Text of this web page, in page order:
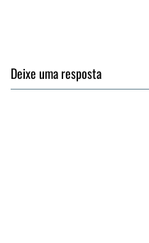
Deixe uma resposta